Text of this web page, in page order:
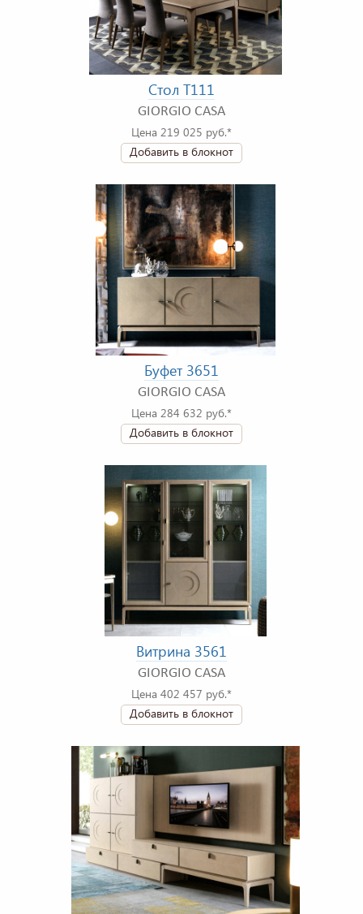
Стол T111
GIORGIO CASA
Цена 219 025 руб.*
Добавить в блокнот
Буфет 3651
GIORGIO CASA
Цена 284 632 руб.*
Добавить в блокнот
Витрина 3561
GIORGIO CASA
Цена 402 457 руб.*
Добавить в блокнот